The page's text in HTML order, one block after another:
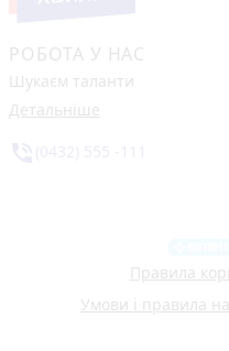
РОБОТА У НАС
Шукаєм таланти
Детальніше
Правила
Умови і правила